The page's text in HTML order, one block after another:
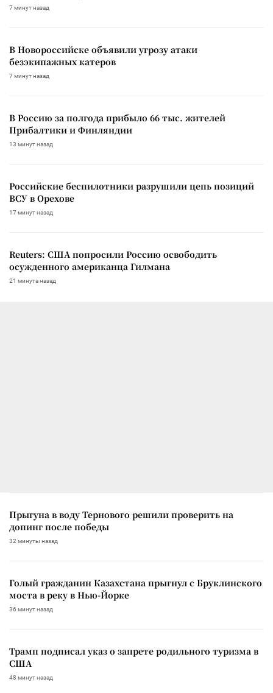
7 минут назад
В Новороссийске объявили угрозу атаки
безэкипажных катеров
7 минут назад
В Россию за полгода прибыло 66 тыс. жителей
Прибалтики и Финляндии
13 минут назад
Российские беспилотники разрушили цепь позиций
ВСУ в Орехове
17 минут назад
Reuters: США попросили Россию освободить
осужденного американца Гилмана
21 минута назад
Прыгуна в воду Тернового решили проверить на
допинг после победы
32 минуты назад
Голый гражданин Казахстана прыгнул с Бруклинского
моста в реку в Нью-Йорке
36 минут назад
Трамп подписал указ о запрете родильного туризма в
США
48 минут назад